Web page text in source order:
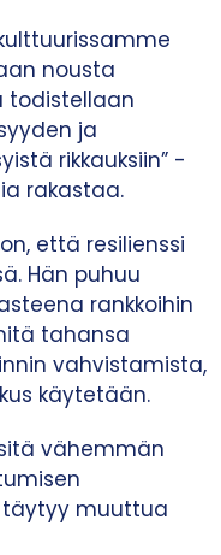
nousta
todistellaan
ja
rikkauksiin” -
rakastaa.
että resilienssi
Hän puhuu
rankkoihin
tahansa
vahvistamista,
käytetään.
vähemmän
muuttua